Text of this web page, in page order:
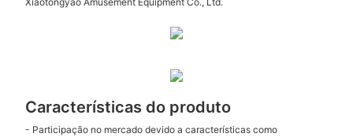
Características do produto
- Participação no mercado devido a características como